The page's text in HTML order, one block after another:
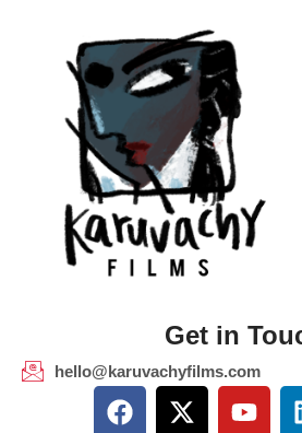
Get in
hello@karuvachyfilms.com